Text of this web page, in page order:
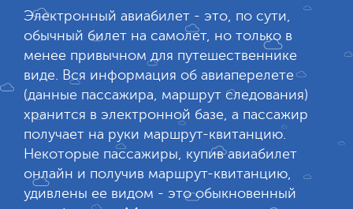
Электронный авиабилет - это, по сути,
обычный билет на самолет, но только в
менее привычном для путешественнике
виде. Вся информация об авиаперелете
(данные пассажира, маршрут следования)
хранится в электронной базе, а пассажир
получает на руки маршрут-квитанцию.
Некоторые пассажиры, купив авиабилет
онлайн и получив маршрут-квитанцию,
удивлены ее видом - это обыкновенный